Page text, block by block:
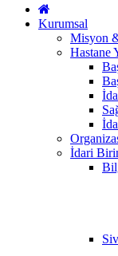
Kurumsal
Misyon
Hastane
İdari